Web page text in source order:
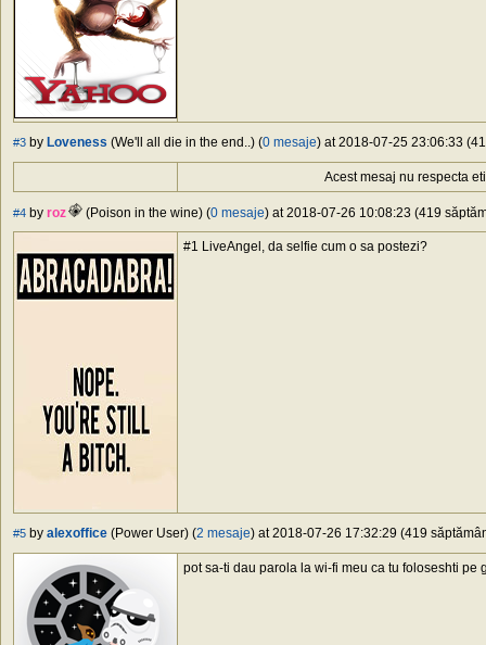
#3 by Loveness (We'll all die in the end..) (0 mesaje) at 2018-07-25 23:06:33
Acest mesaj nu respecta
#4 by roz (Poison in the wine) (0 mesaje) at 2018-07-26 10:08:23 (419
#1 LiveAngel, da selfie cum o sa postezi?
#5 by alexoffice (Power User) (2 mesaje) at 2018-07-26 17:32:29 (419
pot sa-ti dau parola la wi-fi meu ca tu foloseshti pe